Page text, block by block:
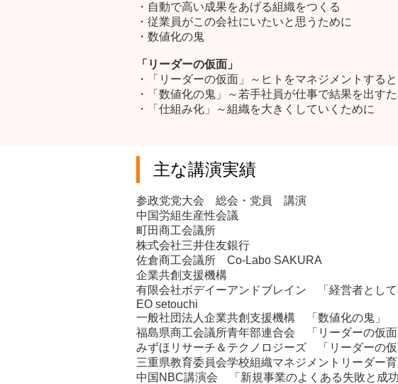
・自動で高い成果をあげる組織をつくる
・従業員がこの会社にいたいと思うために
・数値化の鬼
「リーダーの仮面」
・「リーダーの仮面」～ヒトをマネジメントすると
・「数値化の鬼」～若手社員が仕事で結果を出す
・「仕組み化」～組織を大きくしていくために
主な講演実績
参政党党大会 総会・党員 講演
中国労組生産性会議
町田商工会議所
株式会社三井住友銀行
佐倉商工会議所 Co-Labo SAKURA
企業共創支援機構
有限会社ボデイーアンドブレイン 「経営者として
EO setouchi
一般社団法人企業共創支援機構 「数値化の鬼」
福島県商工会議所青年部連合会 「リーダーの仮
みずほリサーチ＆テクノロジーズ 「リーダーの
三重県教育委員会学校組織マネジメントリーダー
中国NBC講演会 「新規事業のよくある失敗と成功